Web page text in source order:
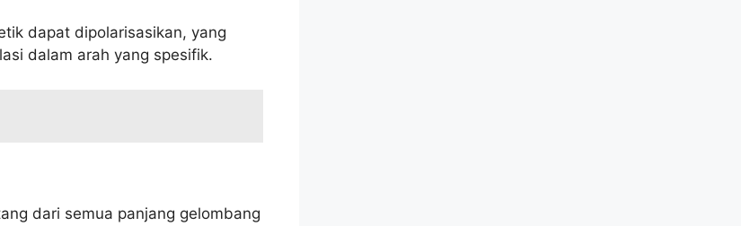
dapat dipolarisasikan, yang
dalam arah yang spesifik.
dari semua panjang gelombang